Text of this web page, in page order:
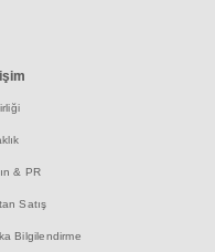
& PR
Satış
Bilgilendirme